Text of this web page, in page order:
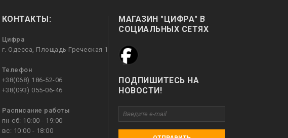
КОНТАКТЫ:
Цифра
г. Одесса, Площадь Греческая 1
Телефон
+38(068) 186-52-06
+38(093) 055-06-46
Расписание работы
пн-сб: 10:00 - 19:00
вс: 10:00 - 18:00
МАГАЗИН "ЦИФРА" В
СОЦИАЛЬНЫХ СЕТЯХ
ПОДПИШИТЕСЬ НА
НОВОСТИ!